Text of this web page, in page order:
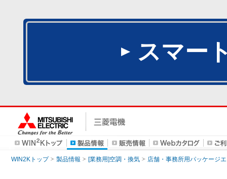
スマー
WIN2Kトップ 製品情報 [業務用]空調・換気 店舗・事務所用パッケージ